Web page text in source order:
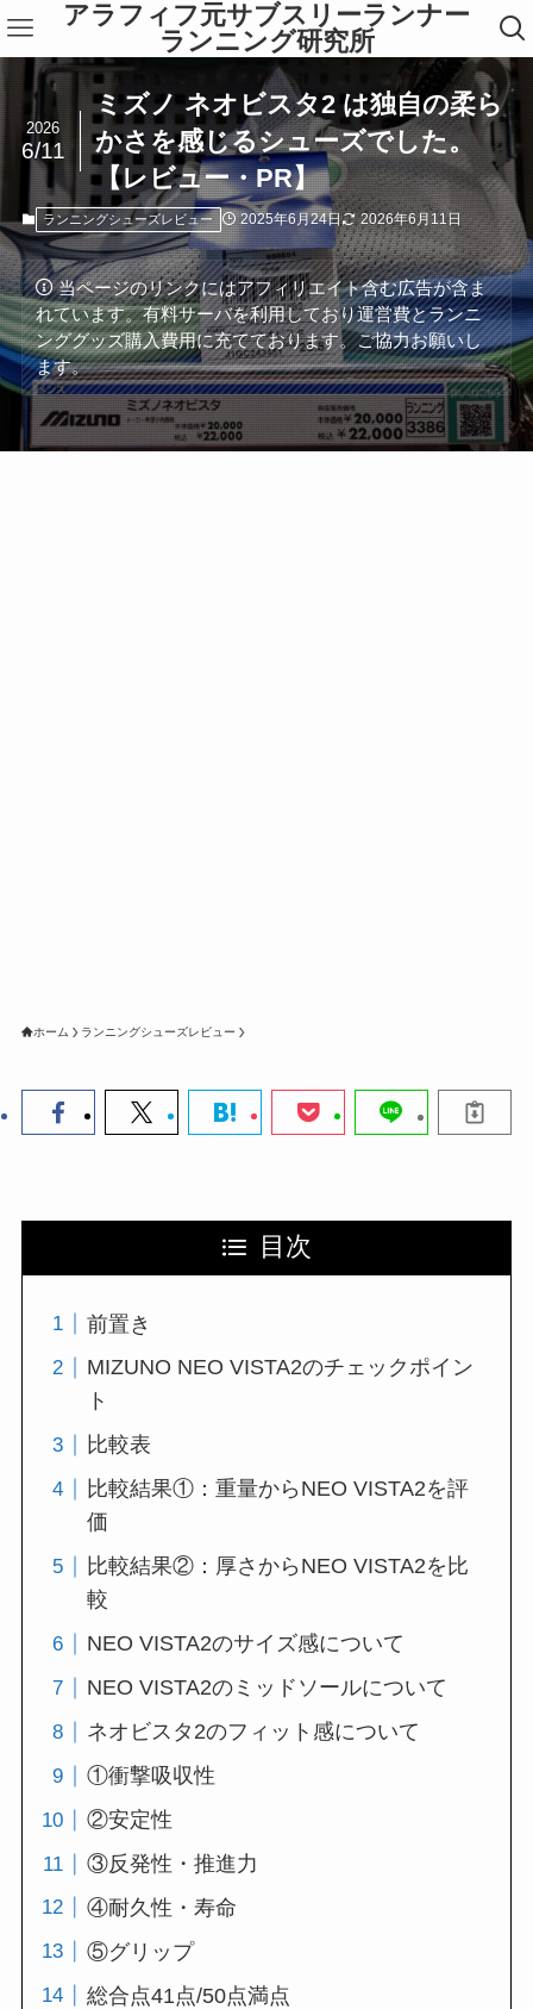
アラフィフ元サブスリーランナー
ランニング研究所
ミズノ ネオビスタ2 は独自の柔ら
かさを感じるシューズでした。
【レビュー・PR】
2026
6/11
ランニングシューズレビュー 2025年6月24日 2026年6月11日
当ページのリンクにはアフィリエイト含む広告が含ま
れています。有料サーバを利用しており運営費とランニ
ンググッズ購入費用に充てております。ご協力お願いし
ます。
ホーム ランニングシューズレビュー
目次
前置き
MIZUNO NEO VISTA2のチェックポイン
ト
比較表
比較結果①：重量からNEO VISTA2を評
価
比較結果②：厚さからNEO VISTA2を比
較
NEO VISTA2のサイズ感について
NEO VISTA2のミッドソールについて
ネオビスタ2のフィット感について
①衝撃吸収性
②安定性
③反発性・推進力
④耐久性・寿命
⑤グリップ
総合点41点/50点満点